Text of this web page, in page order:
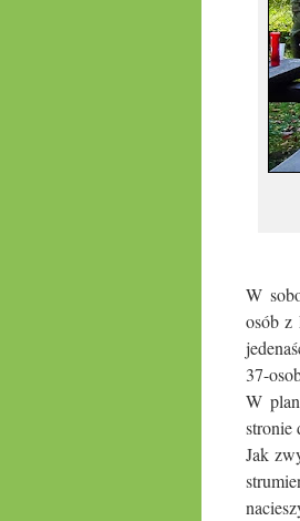
W
osób z
37-
W
stronie
Jak